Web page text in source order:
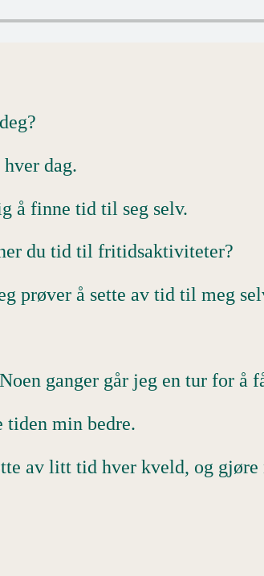
dag.
å finne tid til seg selv.
du tid til fritidsaktiviteter?
prøver å sette av tid til meg
ganger går jeg en tur for å
tiden min bedre.
av litt tid hver kveld, og gjøre